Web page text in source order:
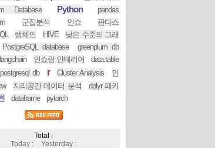
Database
Python
pandas
군집분석 인쇼
판다스
랭체인 HIVE
낮은 수준의 그래
PostgreSQL database
greenplum db
langchain 인쇼랑 인테리어
data.table
postgresql db r Cluster Analysis
인
지리공간 데이터 분석
dplyr 패키
dataframe pytorch
Total :
Today :
Yesterday :